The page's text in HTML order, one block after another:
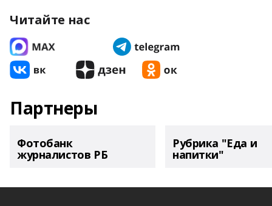
Читайте нас
Партнеры
Фотобанк
журналистов РБ
Рубрика "Еда и
напитки"